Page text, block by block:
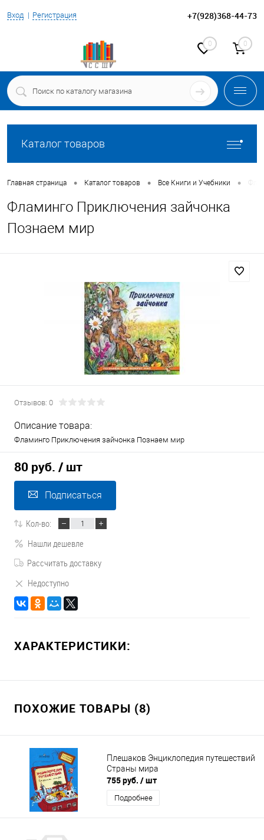
Вход Регистрация +7(928)368-44-73
0 0
Каталог товаров
Главная страница • Каталог товаров • Все Книги и Учебники •
Фламинго Приключения зайчонка
Познаем мир
Отзывов: 0
Описание товара:
Фламинго Приключения зайчонка Познаем мир
80 руб. / шт
Подписаться
Кол-во:
Нашли дешевле
Рассчитать доставку
Недоступно
ХАРАКТЕРИСТИКИ:
ПОХОЖИЕ ТОВАРЫ (8)
Плешаков Энциклопедия путешествий
Страны мира
755 руб. / шт
Подробнее